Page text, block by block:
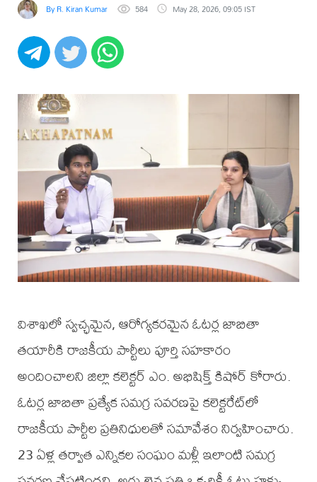
By R. Kiran Kumar 584 May 28, 2026, 09:05 IST
విశాఖలో స్వచ్ఛమైన, ఆరోగ్యకరమైన ఓటర్ల జాబితా
తయారీకి రాజకీయ పార్టీలు పూర్తి సహకారం
అందించాలని జిల్లా కలెక్టర్ ఎం. అభిషిక్త్ కిషోర్ కోరారు.
ఓటర్ల జాబితా ప్రత్యేక సమగ్ర సవరణపై కలెక్టరేట్‌లో
రాజకీయ పార్టీల ప్రతినిధులతో సమావేశం నిర్వహించారు.
23 ఏళ్ల తర్వాత ఎన్నికల సంఘం మళ్లీ ఇలాంటి సమగ్ర